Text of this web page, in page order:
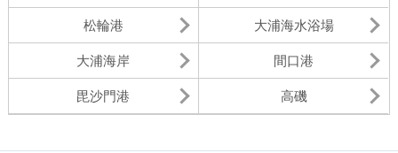
松輪港 大浦海水浴場
大浦海岸 間口港
毘沙門港 高磯